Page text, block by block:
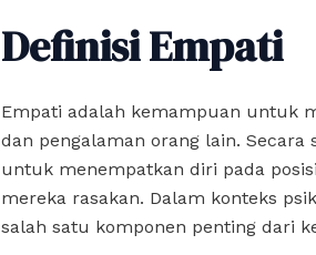
Definisi Empati
Empati adalah kemampuan untuk
dan pengalaman orang lain.
untuk menempatkan diri pada
mereka rasakan. Dalam konteks
salah satu komponen penting dari